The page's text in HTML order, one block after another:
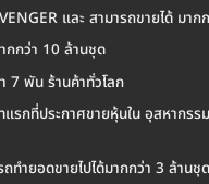
และ สามารถขายได้ มาก
กกว่า 10 ล้านชุด
7 พัน ร้านค้าทั่วโลก
กที่ประกาศขายหุ้นใน อุสหากรร
ทำยอดขายไปได้มากกว่า 3 ล้านชุด